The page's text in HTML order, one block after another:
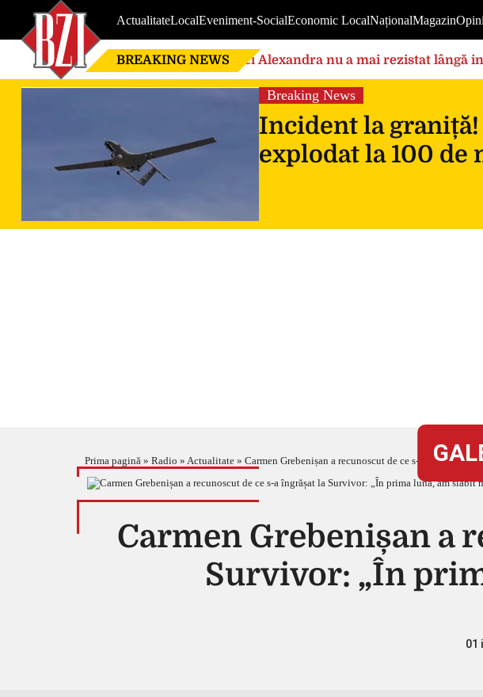
ActualitateLocalEveniment-SocialEconomic LocalNaționalMagazin
BREAKING NEWS Nici Alexandra nu a mai rezistat
de căsnicie
Breaking News
Incident la
explodat la 100
Prima pagină » Radio » Actualitate » Carmen Grebenișan a recunoscut de ce s-a îngrășat
Carmen Grebenișan a
Survivor: „În
01